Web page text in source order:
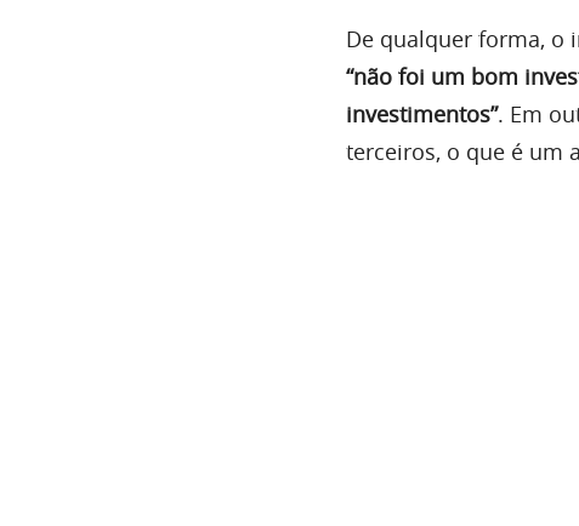
De qualquer forma, o
“não foi um bom
investimentos”. Em
terceiros, o que é um